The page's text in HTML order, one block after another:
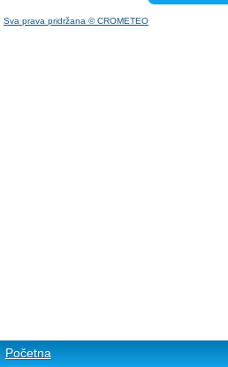
Sva prava pridržana © CROMETEO
Početna